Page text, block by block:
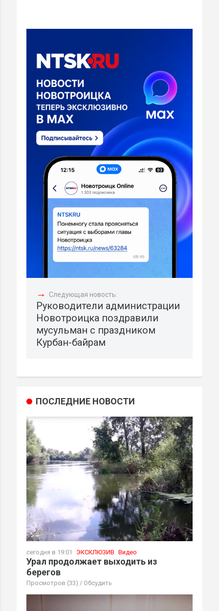
→ Следующая новость:
Руководители администрации
Новотроицка поздравили
мусульман с праздником
Курбан-байрам
ПОСЛЕДНИЕ НОВОСТИ
сегодня в 19:01 ЭКСКЛЮЗИВ Видео
Урал продолжает выходить из
берегов
Просмотров (33) / Обсудить